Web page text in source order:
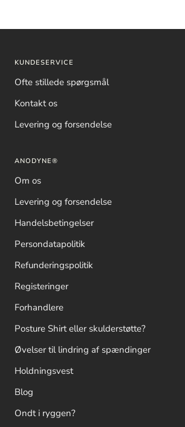
KUNDESERVICE
Ofte stillede spørgsmål
Kontakt os
Levering og forsendelse
ANODYNE®
Om os
Levering og forsendelse
Handelsbetingelser
Persondatapolitik
Refunderingspolitik
Registeringer
Forhandlere
Posture Shirt eller skulderstøtte?
Øvelser til lindring af spændinger
Holdningsvest
Blog
Ondt i ryggen?